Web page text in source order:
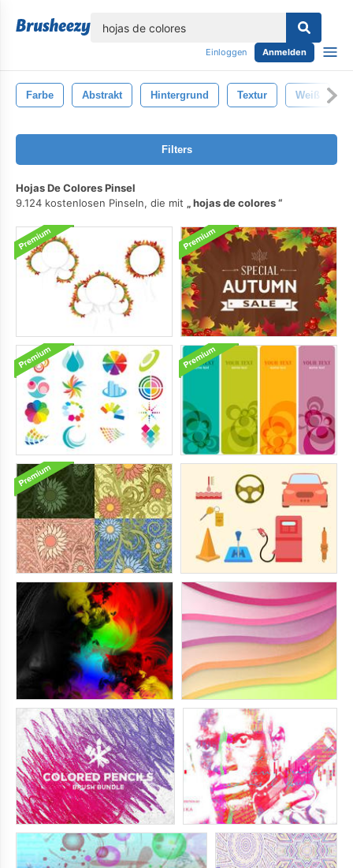
Einloggen Anmelden
Farbe Abstrakt Hintergrund Textur Weiß
Filters
Hojas De Colores Pinsel
9.124 kostenlosen Pinseln, die mit
hojas de colores